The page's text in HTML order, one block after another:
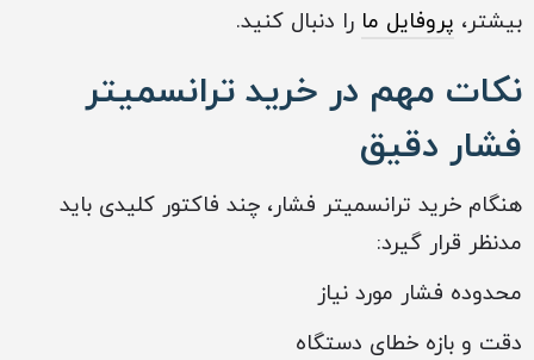
بیشتر، پروفایل ما را دنبال کنید.
نکات مهم در خرید ترانسمیتر
فشار دقیق
هنگام خرید ترانسمیتر فشار، چند فاکتور کلیدی باید
مدنظر قرار گیرد:
محدوده فشار مورد نیاز
دقت و بازه خطای دستگاه